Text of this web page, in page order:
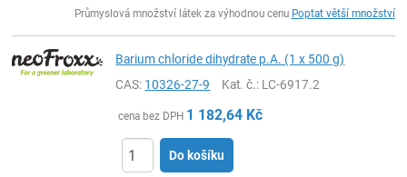
Průmyslová množství látek za výhodnou cenu Poptat větší množství
Barium chloride dihydrate p.A. (1 x 500 g)
CAS: 10326-27-9 Kat. č.: LC-6917.2
cena bez DPH 1 182,64 Kč
Do košíku